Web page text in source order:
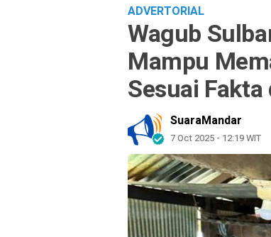
ADVERTORIAL
Wagub
Mampu
Sesuai
SuaraMandar
7 Oct 2025 - 12:19 WIT